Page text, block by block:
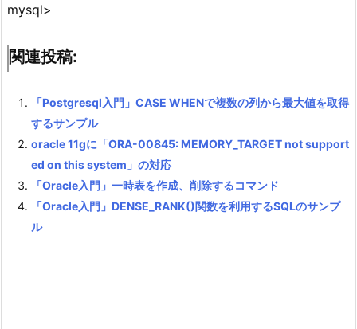
mysql>
関連投稿:
「Postgresql入門」CASE WHENで複数の列から最大値を取得
するサンプル
oracle 11gに「ORA-00845: MEMORY_TARGET not support
ed on this system」の対応
「Oracle入門」一時表を作成、削除するコマンド
「Oracle入門」DENSE_RANK()関数を利用するSQLのサンプ
ル